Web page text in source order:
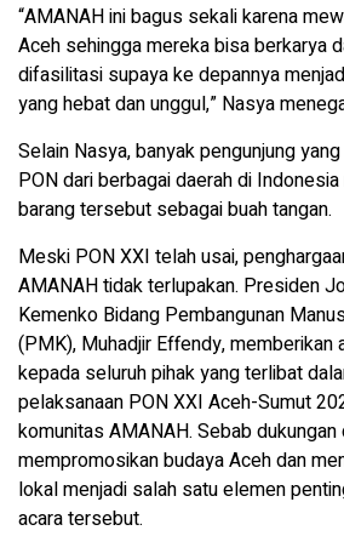
“AMANAH ini bagus sekali karena
Aceh sehingga mereka bisa berkarya
difasilitasi supaya ke depannya
yang hebat dan unggul,” Nasya
Selain Nasya, banyak pengunjung
PON dari berbagai daerah di
barang tersebut sebagai buah tangan.
Meski PON XXI telah usai,
AMANAH tidak terlupakan. Presiden
Kemenko Bidang Pembangunan
(PMK), Muhadjir Effendy, memberikan
kepada seluruh pihak yang terlibat
pelaksanaan PON XXI Aceh-Sumut
komunitas AMANAH. Sebab dukungan
mempromosikan budaya Aceh dan
lokal menjadi salah satu elemen
acara tersebut.